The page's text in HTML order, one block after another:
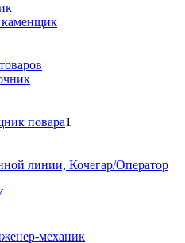
повара1
линии, Кочегар/Оператор
механик